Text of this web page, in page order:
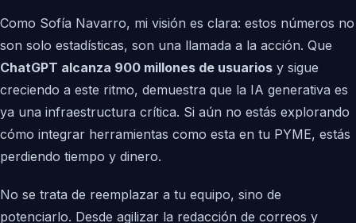
Como Sofía Navarro, mi visión es clara: estos números no
son solo estadísticas, son una llamada a la acción. Que
ChatGPT alcanza 900 millones de usuarios y sigue
creciendo a este ritmo, demuestra que la IA generativa es
ya una infraestructura crítica. Si aún no estás explorando
cómo integrar herramientas como esta en tu PYME, estás
perdiendo tiempo y dinero.
No se trata de reemplazar a tu equipo, sino de
potenciarlo. Desde agilizar la redacción de correos y